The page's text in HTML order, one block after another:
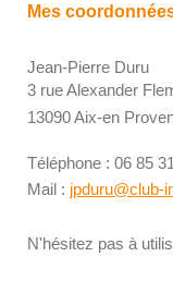
Mes
Jean-Pierre Duru
3 rue Alexander
13090 Aix-en
Téléphone : 06 85
Mail : jpduru@club-
N'hésitez pas à